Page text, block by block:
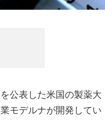
公表した米国の製薬大
モデルナが開発してい